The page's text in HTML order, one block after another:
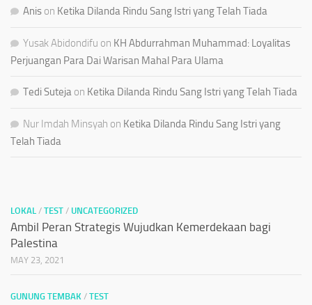
Anis on Ketika Dilanda Rindu Sang Istri yang Telah Tiada
Yusak Abidondifu on KH Abdurrahman Muhammad: Loyalitas
Perjuangan Para Dai Warisan Mahal Para Ulama
Tedi Suteja on Ketika Dilanda Rindu Sang Istri yang Telah Tiada
Nur Imdah Minsyah on Ketika Dilanda Rindu Sang Istri yang
Telah Tiada
LOKAL / TEST / UNCATEGORIZED
Ambil Peran Strategis Wujudkan Kemerdekaan bagi
Palestina
MAY 23, 2021
GUNUNG TEMBAK / TEST